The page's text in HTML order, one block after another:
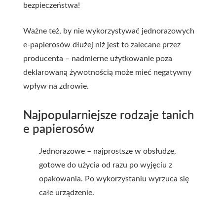
bezpieczeństwa!
Ważne też, by nie wykorzystywać jednorazowych
e-papierosów dłużej niż jest to zalecane przez
producenta – nadmierne użytkowanie poza
deklarowaną żywotnością może mieć negatywny
wpływ na zdrowie.
Najpopularniejsze rodzaje tanich
e papierosów
Jednorazowe – najprostsze w obsłudze,
gotowe do użycia od razu po wyjęciu z
opakowania. Po wykorzystaniu wyrzuca się
całe urządzenie.